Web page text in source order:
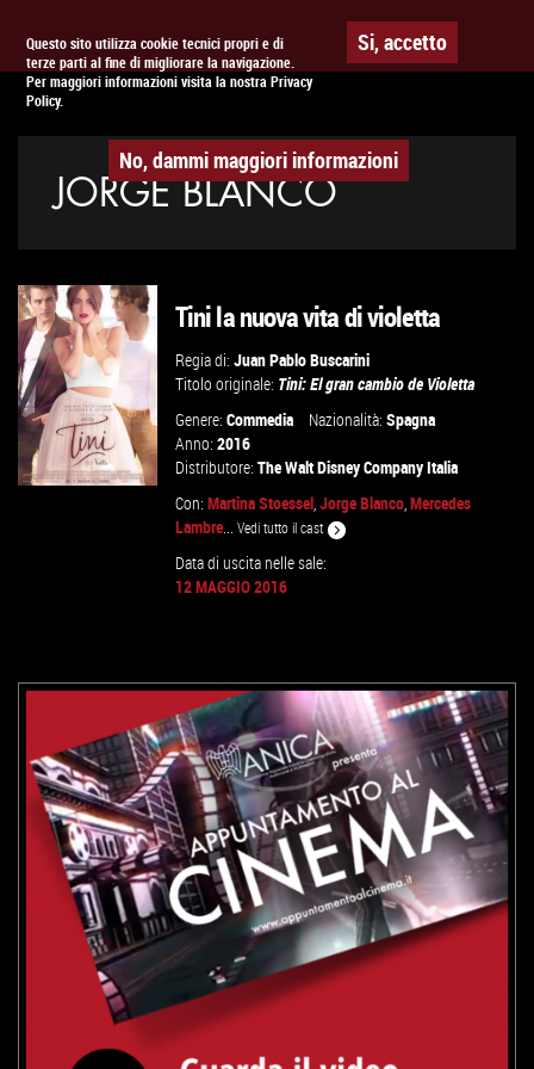
Questo sito utilizza cookie tecnici propri e di
terze parti al fine di migliorare la navigazione.
Per maggiori informazioni visita la nostra Privacy
Policy.
Si, accetto
No, dammi maggiori informazioni
APPUNTAMENTO AL CINEMA
JORGE BLANCO
Tini la nuova vita di violetta
Regia di:Juan Pablo Buscarini
Titolo originale: Tini: El gran cambio de Violetta
Genere:Commedia Nazionalità:Spagna
Anno:2016
Distributore:The Walt Disney Company Italia
Con:Martina Stoessel,Jorge Blanco,Mercedes
Lambre...Vedi tutto il cast
Data di uscita nelle sale:
12 MAGGIO 2016